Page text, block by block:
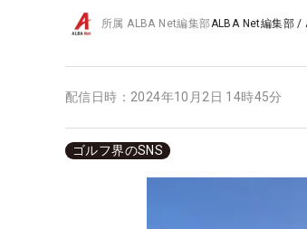
所属ALBA Net編集部ALBA Net編集部 /
配信日時： 2024年10月2日 14時45分
ゴルフ界のSNS